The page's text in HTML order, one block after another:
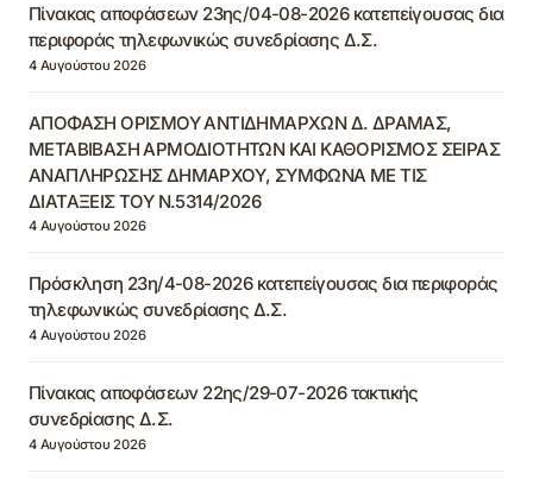
Πίνακας αποφάσεων 23ης/04-08-2026 κατεπείγουσας δια
περιφοράς τηλεφωνικώς συνεδρίασης Δ.Σ.
4 Αυγούστου 2026
ΑΠΟΦΑΣΗ ΟΡΙΣΜΟΥ ΑΝΤΙΔΗΜΑΡΧΩΝ Δ. ΔΡΑΜΑΣ,
ΜΕΤΑΒΙΒΑΣΗ ΑΡΜΟΔΙΟΤΗΤΩΝ ΚΑΙ ΚΑΘΟΡΙΣΜΟΣ ΣΕΙΡΑΣ
ΑΝΑΠΛΗΡΩΣΗΣ ΔΗΜΑΡΧΟΥ, ΣΥΜΦΩΝΑ ΜΕ ΤΙΣ
ΔΙΑΤΑΞΕΙΣ ΤΟΥ Ν.5314/2026
4 Αυγούστου 2026
Πρόσκληση 23η/4-08-2026 κατεπείγουσας δια περιφοράς
τηλεφωνικώς συνεδρίασης Δ.Σ.
4 Αυγούστου 2026
Πίνακας αποφάσεων 22ης/29-07-2026 τακτικής
συνεδρίασης Δ.Σ.
4 Αυγούστου 2026